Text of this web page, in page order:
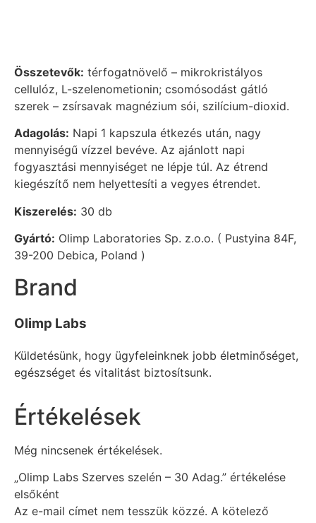
Összetevők: térfogatnövelő – mikrokristályos
cellulóz, L-szelenometionin; csomósodást gátló
szerek – zsírsavak magnézium sói, szilícium-dioxid.
Adagolás: Napi 1 kapszula étkezés után, nagy
mennyiségű vízzel bevéve. Az ajánlott napi
fogyasztási mennyiséget ne lépje túl. Az étrend
kiegészítő nem helyettesíti a vegyes étrendet.
Kiszerelés: 30 db
Gyártó: Olimp Laboratories Sp. z.o.o. ( Pustyina 84F,
39-200 Debica, Poland )
Brand
Olimp Labs
Küldetésünk, hogy ügyfeleinknek jobb életminőséget,
egészséget és vitalitást biztosítsunk.
Értékelések
Még nincsenek értékelések.
„Olimp Labs Szerves szelén – 30 Adag.” értékelése
elsőként
Az e-mail címet nem tesszük közzé. A kötelező